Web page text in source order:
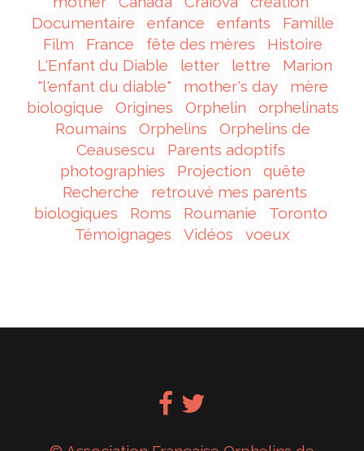
Documentaire
enfance enfants
Famille
Film
France fête des mères
Histoire
L'Enfant du Diable
letter lettre
Marion
"l'enfant du diable"
mother's day
mère
biologique
Origines Orphelin
orphelinats
Roumains
Orphelins
Orphelins de
Ceausescu
Parents adoptifs
photographies
Projection
quête
Recherche
retrouvé mes parents
biologiques
Roms Roumanie
Toronto
Témoignages
Vidéos voeux